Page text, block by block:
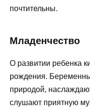
почтительны.
Младенчество
О развитии ребенка
рождения.
природой,
слушают приятную